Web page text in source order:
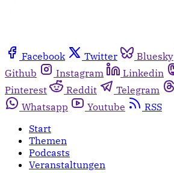
Facebook Twitter Bluesky
Github
Instagram Linkedin
Pinterest
Reddit Telegram
Whatsapp
Youtube
RSS
Start
Themen
Podcasts
Veranstaltungen